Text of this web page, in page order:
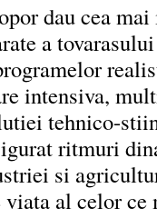
dau cea
a
intensiva,
tehnico-
ritmuri
si
al celor ce